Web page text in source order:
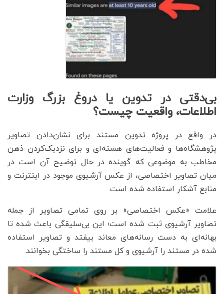
بی‌دقتی در تدوین یا دروغ بزرگ وزارت
اطلاعات، واقعیت چیست؟
در واقع در پروژه تدوین مستند برای نشان‌دادن تصاویر
پژوهشگاه‌ها و فعالیت‌های هسته‌ای و برای نزدیک‌کردن ذهن
مخاطب به موضوعی که گوینده در حال توضیح آن است در
میان تصاویر اختصاصی، از عکس آرشیوی موجود در اینترنت و
منابع آشکار استفاده شده است.
علامت «عکس اختصاصی» بر روی تمامی تصاویر از جمله
تصاویر آرشیوی ثبت شده است؛ این بی‌سلیقگی باعث شده تا
بهانه‌ای به دست رسانه‌های معاند بیفتد و تصاویر استفاده
شده در مستند را آرشیوی و کل مستند را ساختگی بخوانند.